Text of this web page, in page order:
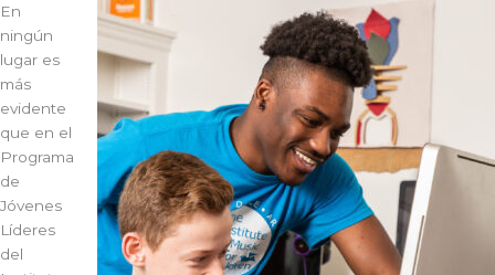
En
ningún
lugar es
más
evidente
que en el
Programa
de
Jóvenes
Líderes
del